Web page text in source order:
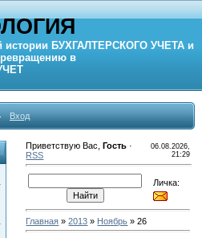
истории БУХГАЛТЕРСКОГО УЧЕТА и
в
Вход
Приветствую Вас ,Гость ·
RSS
06.08.2026,
21:29
Личка:
Главная »2013 » Ноябрь » 26